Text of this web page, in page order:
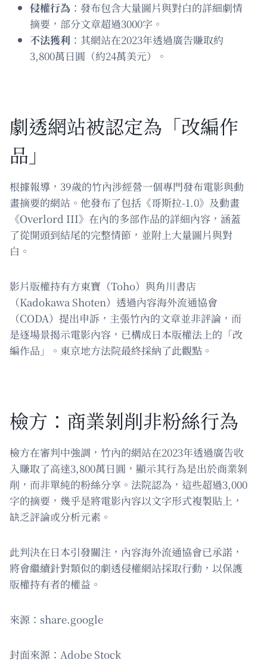
侵權行為 ：發布包含大量圖片與對白的詳細劇情
摘要，部分文章超過3000字。
不法獲利 ：其網站在2023年透過廣告賺取約
3,800萬日圓（約24萬美元）。
劇透網站被認定為「改編作
品」
根據報導，39歲的竹內涉經營一個專門發布電影與動
畫摘要的網站。他發布了包括《哥斯拉-1.0》及動畫
《Overlord III》在內的多部作品的詳細內容，涵蓋
了從開頭到結尾的完整情節，並附上大量圖片與對
白。
影片版權持有方東寶（Toho）與角川書店
（Kadokawa Shoten）透過內容海外流通協會
（CODA）提出申訴，主張竹內的文章並非評論，而
是逐場景揭示電影內容，已構成日本版權法上的「改
編作品」。東京地方法院最終採納了此觀點。
檢方：商業剝削非粉絲行為
檢方在審判中強調，竹內的網站在2023年透過廣告收
入賺取了高達3,800萬日圓，顯示其行為是出於商業剝
削，而非單純的粉絲分享。法院認為，這些超過3,000
字的摘要，幾乎是將電影內容以文字形式複製貼上，
缺乏評論或分析元素。
此判決在日本引發關注，內容海外流通協會已承諾，
將會繼續針對類似的劇透侵權網站採取行動，以保護
版權持有者的權益。
來源：share.google
封面來源：Adobe Stock